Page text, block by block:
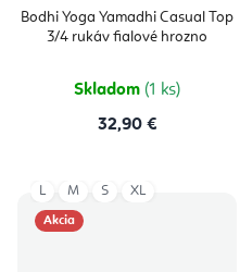
Bodhi Yoga Yamadhi Casual Top
3/4 rukáv fialové hrozno
produktu
je
5,0
Skladom (1 ks)
32,90 €
Akcia
L M S XL